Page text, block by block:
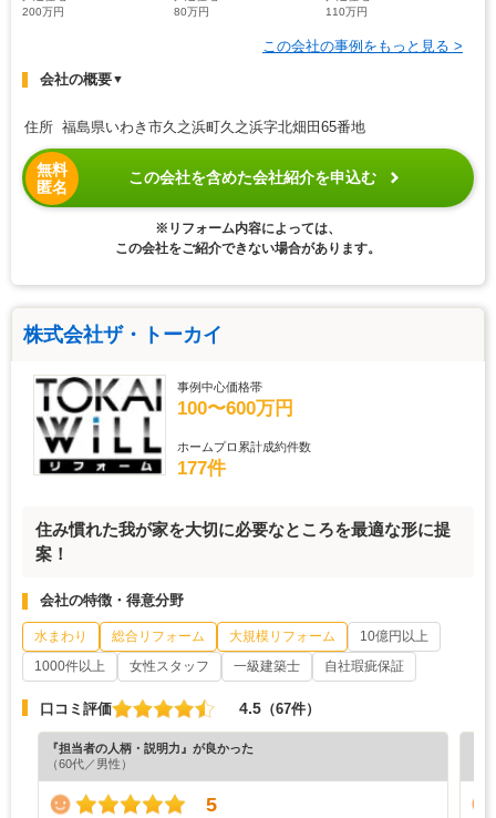
200万円
80万円
110万円
この会社の事例をもっと見る >
会社の概要▼
住所 福島県いわき市久之浜町久之浜字北畑田65番地
無料
匿名
この会社を含めた会社紹介を申込む
※リフォーム内容によっては、
この会社をご紹介できない場合があります。
株式会社ザ・トーカイ
事例中心価格帯
100〜600万円
ホームプロ累計成約件数
177件
住み慣れた我が家を大切に必要なところを最適な形に提
案！
会社の特徴・得意分野
水まわり 総合リフォーム 大規模リフォーム
10億円以上
1000件以上
女性スタッフ 一級建築士 自社瑕疵保証
口コミ評価 4.5 （67件）
『担当者の人柄・説明力』が良かった
（60代／男性）
5